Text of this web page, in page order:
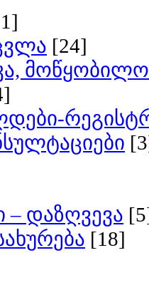
[24]
დაზღვევა
[18]